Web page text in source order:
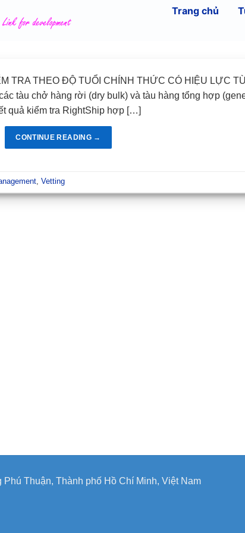
Trang chủ
TRA THEO ĐỘ TUỔI CHÍNH THỨC CÓ HIỆU LỰC
tàu chở hàng rời (dry bulk) và tàu hàng tổng hợp
quả kiểm tra RightShip hợp […]
CONTINUE READING →
,Vetting
Thuận, Thành phố Hồ Chí Minh, Việt Nam